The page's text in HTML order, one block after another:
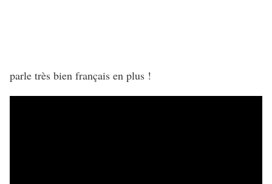
parle très bien français en plus !